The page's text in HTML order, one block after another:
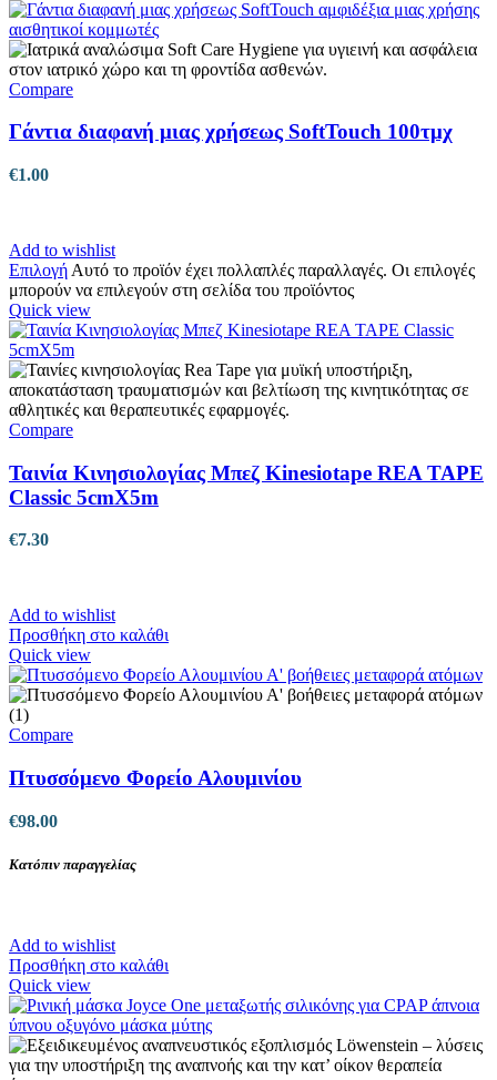
Compare
Γάντια διαφανή μιας χρήσεως SoftTouch 100τμχ
€1.00
Add to wishlist
Επιλογή Αυτό το προϊόν έχει πολλαπλές παραλλαγές. Οι επιλογές
μπορούν να επιλεγούν στη σελίδα του προϊόντος
Quick view
Compare
Ταινία Κινησιολογίας Μπεζ Kinesiotape REA TAPE
Classic 5cmX5m
€7.30
Add to wishlist
Προσθήκη στο καλάθι
Quick view
Compare
Πτυσσόμενο Φορείο Αλουμινίου
€98.00
Κατόπιν παραγγελίας
Add to wishlist
Προσθήκη στο καλάθι
Quick view